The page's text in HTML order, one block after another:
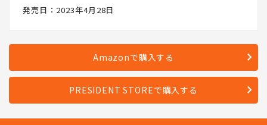
発売日：2023年4月28日
Amazonで購入する
PRESIDENT STOREで購入する